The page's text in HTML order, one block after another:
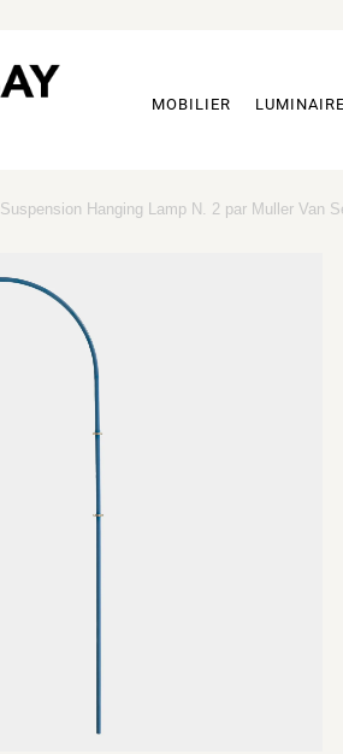
MOBILIER
Suspension Hanging Lamp N. 2 par Muller Van